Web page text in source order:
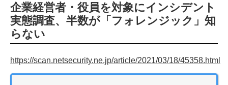
企業経営者・役員を対象にインシデント
実態調査、半数が「フォレンジック」知
らない
https://scan.netsecurity.ne.jp/article/2021/03/18/45358.html